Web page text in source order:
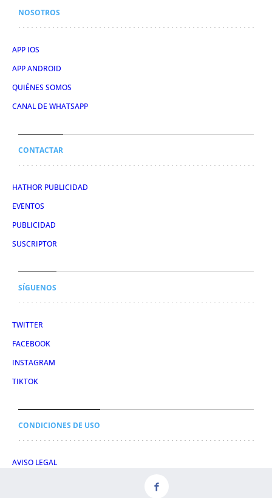
NOSOTROS
APP IOS
APP ANDROID
QUIÉNES SOMOS
CANAL DE WHATSAPP
CONTACTAR
HATHOR PUBLICIDAD
EVENTOS
PUBLICIDAD
SUSCRIPTOR
SÍGUENOS
TWITTER
FACEBOOK
INSTAGRAM
TIKTOK
CONDICIONES DE USO
AVISO LEGAL